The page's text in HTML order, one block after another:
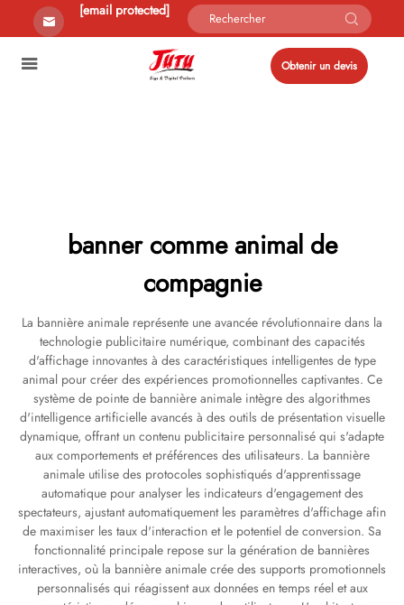
[email protected]
Obtenir un devis
banner comme animal de
compagnie
La bannière animale représente une avancée révolutionnaire dans la
technologie publicitaire numérique, combinant des capacités
d'affichage innovantes à des caractéristiques intelligentes de type
animal pour créer des expériences promotionnelles captivantes. Ce
système de pointe de bannière animale intègre des algorithmes
d'intelligence artificielle avancés à des outils de présentation visuelle
dynamique, offrant un contenu publicitaire personnalisé qui s'adapte
aux comportements et préférences des utilisateurs. La bannière
animale utilise des protocoles sophistiqués d'apprentissage
automatique pour analyser les indicateurs d'engagement des
spectateurs, ajustant automatiquement les paramètres d'affichage afin
de maximiser les taux d'interaction et le potentiel de conversion. Sa
fonctionnalité principale repose sur la génération de bannières
interactives, où la bannière animale crée des supports promotionnels
personnalisés qui réagissent aux données en temps réel et aux